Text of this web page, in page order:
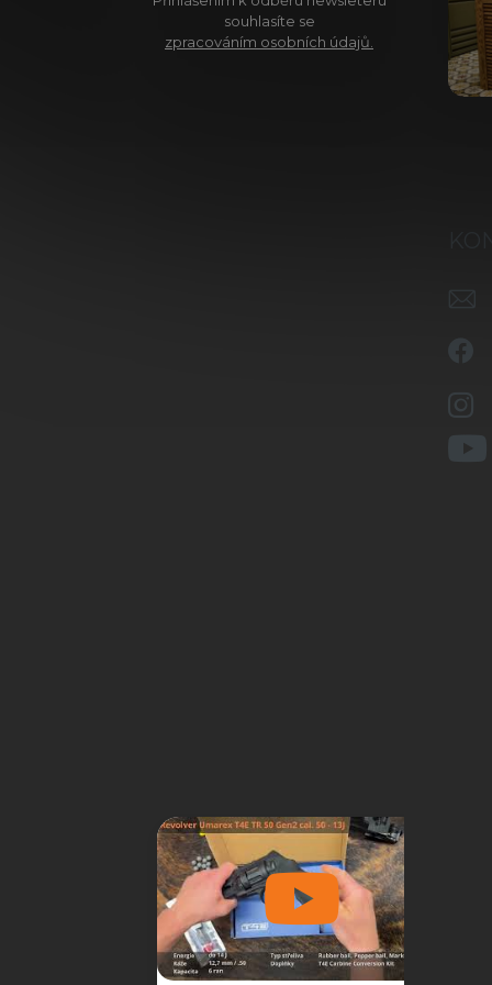
souhlasíte se
zpracováním osobních údajů.